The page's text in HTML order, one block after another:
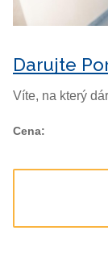
Darujte
Víte, na který
Cena: